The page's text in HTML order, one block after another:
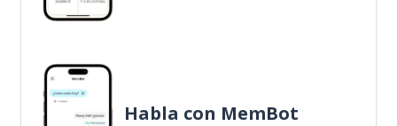
Habla con MemBot